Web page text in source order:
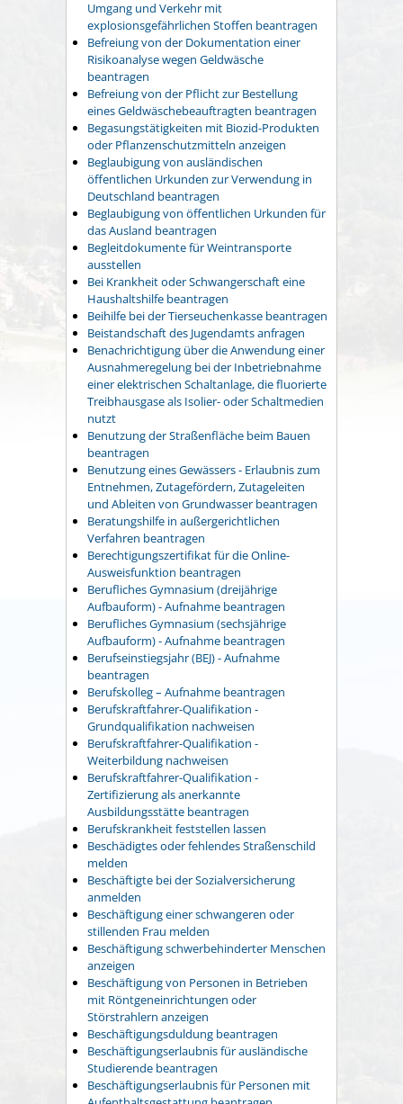
Umgang und Verkehr mit
explosionsgefährlichen Stoffen beantragen
Befreiung von der Dokumentation einer
Risikoanalyse wegen Geldwäsche
beantragen
Befreiung von der Pflicht zur Bestellung
eines Geldwäschebeauftragten beantragen
Begasungstätigkeiten mit Biozid-Produkten
oder Pflanzenschutzmitteln anzeigen
Beglaubigung von ausländischen
öffentlichen Urkunden zur Verwendung in
Deutschland beantragen
Beglaubigung von öffentlichen Urkunden für
das Ausland beantragen
Begleitdokumente für Weintransporte
ausstellen
Bei Krankheit oder Schwangerschaft eine
Haushaltshilfe beantragen
Beihilfe bei der Tierseuchenkasse beantragen
Beistandschaft des Jugendamts anfragen
Benachrichtigung über die Anwendung einer
Ausnahmeregelung bei der Inbetriebnahme
einer elektrischen Schaltanlage, die fluorierte
Treibhausgase als Isolier- oder Schaltmedien
nutzt
Benutzung der Straßenfläche beim Bauen
beantragen
Benutzung eines Gewässers - Erlaubnis zum
Entnehmen, Zutagefördern, Zutageleiten
und Ableiten von Grundwasser beantragen
Beratungshilfe in außergerichtlichen
Verfahren beantragen
Berechtigungszertifikat für die Online-
Ausweisfunktion beantragen
Berufliches Gymnasium (dreijährige
Aufbauform) - Aufnahme beantragen
Berufliches Gymnasium (sechsjährige
Aufbauform) - Aufnahme beantragen
Berufseinstiegsjahr (BEJ) - Aufnahme
beantragen
Berufskolleg – Aufnahme beantragen
Berufskraftfahrer-Qualifikation -
Grundqualifikation nachweisen
Berufskraftfahrer-Qualifikation -
Weiterbildung nachweisen
Berufskraftfahrer-Qualifikation -
Zertifizierung als anerkannte
Ausbildungsstätte beantragen
Berufskrankheit feststellen lassen
Beschädigtes oder fehlendes Straßenschild
melden
Beschäftigte bei der Sozialversicherung
anmelden
Beschäftigung einer schwangeren oder
stillenden Frau melden
Beschäftigung schwerbehinderter Menschen
anzeigen
Beschäftigung von Personen in Betrieben
mit Röntgeneinrichtungen oder
Störstrahlern anzeigen
Beschäftigungsduldung beantragen
Beschäftigungserlaubnis für ausländische
Studierende beantragen
Beschäftigungserlaubnis für Personen mit